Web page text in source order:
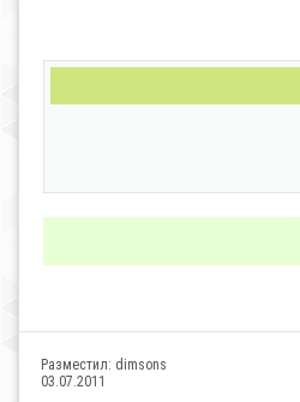
Разместил: dimsons
03.07.2011